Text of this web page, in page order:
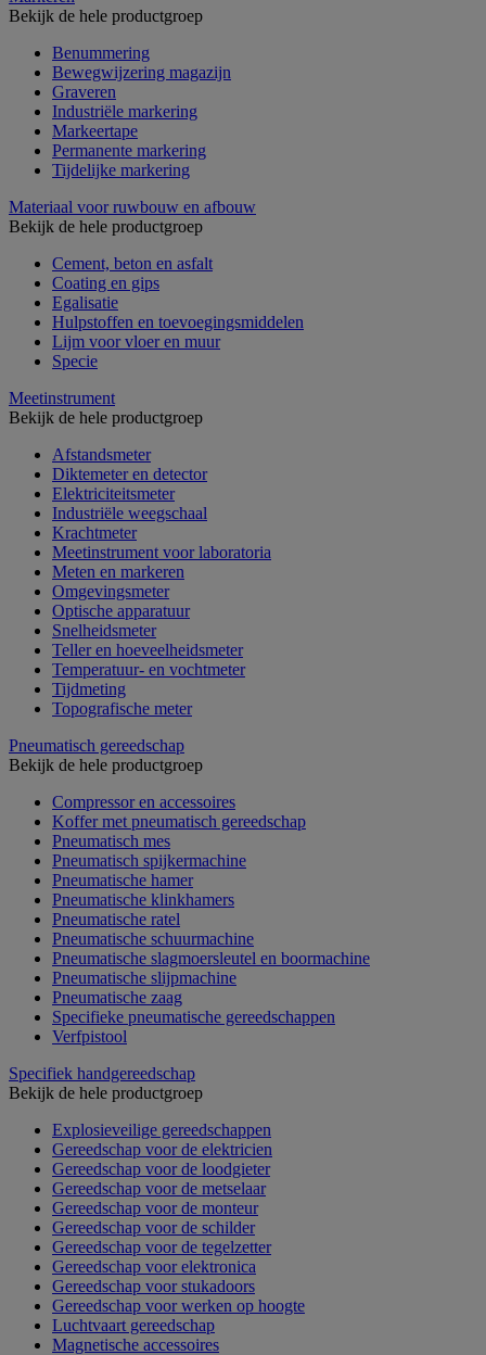
Bekijk de hele productgroep
Benummering
Bewegwijzering magazijn
Graveren
Industriële markering
Markeertape
Permanente markering
Tijdelijke markering
Materiaal voor ruwbouw en afbouw
Bekijk de hele productgroep
Cement, beton en asfalt
Coating en gips
Egalisatie
Hulpstoffen en toevoegingsmiddelen
Lijm voor vloer en muur
Specie
Meetinstrument
Bekijk de hele productgroep
Afstandsmeter
Diktemeter en detector
Elektriciteitsmeter
Industriële weegschaal
Krachtmeter
Meetinstrument voor laboratoria
Meten en markeren
Omgevingsmeter
Optische apparatuur
Snelheidsmeter
Teller en hoeveelheidsmeter
Temperatuur- en vochtmeter
Tijdmeting
Topografische meter
Pneumatisch gereedschap
Bekijk de hele productgroep
Compressor en accessoires
Koffer met pneumatisch gereedschap
Pneumatisch mes
Pneumatisch spijkermachine
Pneumatische hamer
Pneumatische klinkhamers
Pneumatische ratel
Pneumatische schuurmachine
Pneumatische slagmoersleutel en boormachine
Pneumatische slijpmachine
Pneumatische zaag
Specifieke pneumatische gereedschappen
Verfpistool
Specifiek handgereedschap
Bekijk de hele productgroep
Explosieveilige gereedschappen
Gereedschap voor de elektricien
Gereedschap voor de loodgieter
Gereedschap voor de metselaar
Gereedschap voor de monteur
Gereedschap voor de schilder
Gereedschap voor de tegelzetter
Gereedschap voor elektronica
Gereedschap voor stukadoors
Gereedschap voor werken op hoogte
Luchtvaart gereedschap
Magnetische accessoires